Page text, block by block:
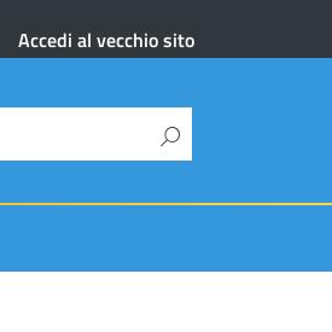
Accedi al vecchio sito